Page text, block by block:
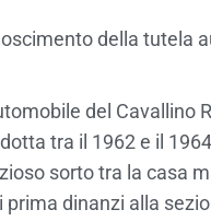
della tutela
del Cavallino
tra il 1962 e il
sorto tra la casa
dinanzi alla